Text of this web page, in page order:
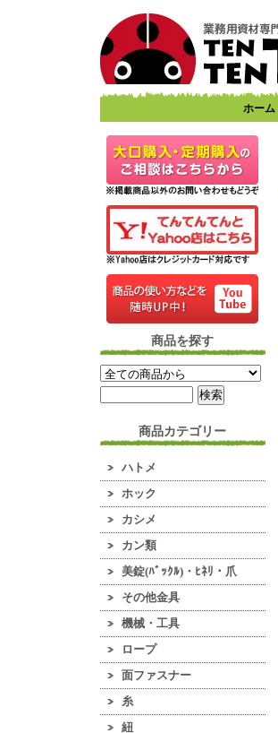
ホーム|
商品を探す
商品カテゴリー
ハトメ
ホック
カシメ
カン類
美錠(ﾊﾞｯｸﾙ)・ﾋﾈﾘ・爪
その他金具
機械・工具
ロープ
面ファスナー
糸
紐